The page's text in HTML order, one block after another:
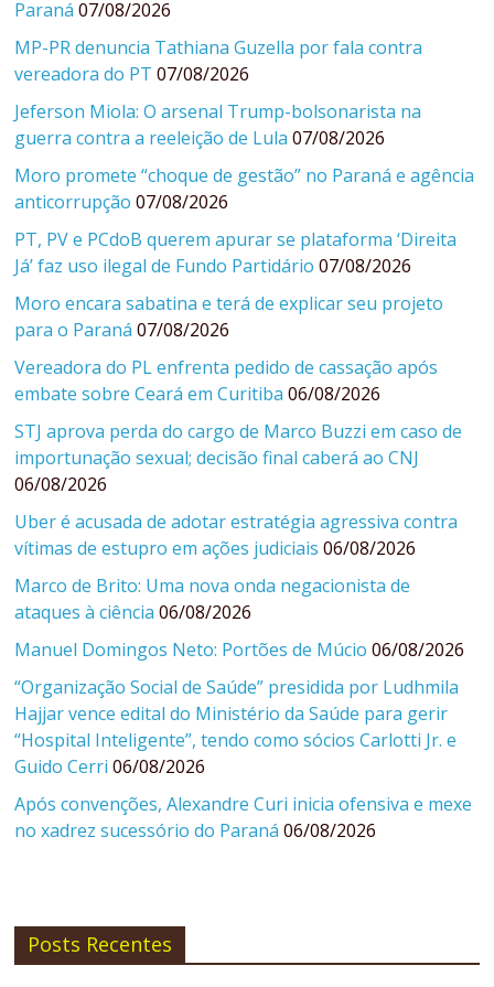
Paraná 07/08/2026
MP-PR denuncia Tathiana Guzella por fala contra
vereadora do PT 07/08/2026
Jeferson Miola: O arsenal Trump-bolsonarista na
guerra contra a reeleição de Lula 07/08/2026
Moro promete “choque de gestão” no Paraná e agência
anticorrupção 07/08/2026
PT, PV e PCdoB querem apurar se plataforma ‘Direita
Já’ faz uso ilegal de Fundo Partidário 07/08/2026
Moro encara sabatina e terá de explicar seu projeto
para o Paraná 07/08/2026
Vereadora do PL enfrenta pedido de cassação após
embate sobre Ceará em Curitiba 06/08/2026
STJ aprova perda do cargo de Marco Buzzi em caso de
importunação sexual; decisão final caberá ao CNJ
06/08/2026
Uber é acusada de adotar estratégia agressiva contra
vítimas de estupro em ações judiciais 06/08/2026
Marco de Brito: Uma nova onda negacionista de
ataques à ciência 06/08/2026
Manuel Domingos Neto: Portões de Múcio 06/08/2026
“Organização Social de Saúde” presidida por Ludhmila
Hajjar vence edital do Ministério da Saúde para gerir
“Hospital Inteligente”, tendo como sócios Carlotti Jr. e
Guido Cerri 06/08/2026
Após convenções, Alexandre Curi inicia ofensiva e mexe
no xadrez sucessório do Paraná 06/08/2026
Posts Recentes